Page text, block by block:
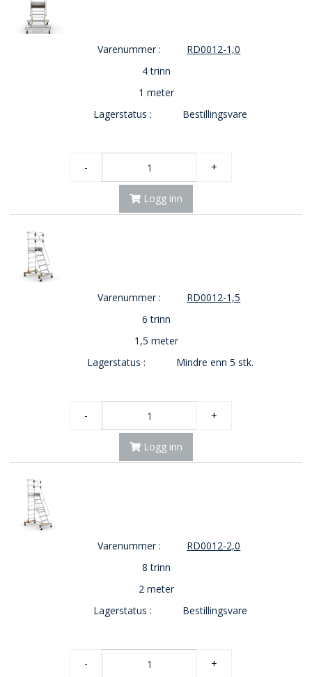
Varenummer :
RD0012-1,0
4 trinn
1 meter
Lagerstatus :
Bestillingsvare
- +
Logg inn
Varenummer :
RD0012-1,5
6 trinn
1,5 meter
Lagerstatus :
Mindre enn 5 stk.
- +
Logg inn
Varenummer :
RD0012-2,0
8 trinn
2 meter
Lagerstatus :
Bestillingsvare
- +
P